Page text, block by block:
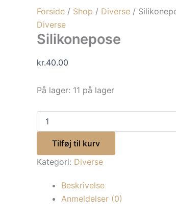
Forside / Shop / Diverse /
Diverse
Silikonepose
kr.40.00
På lager: 11 på lager
Tilføj til kurv
Kategori: Diverse
Beskrivelse
Anmeldelser (0)